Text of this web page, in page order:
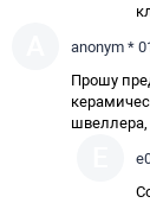
anonym *
Прошу
швеллера,